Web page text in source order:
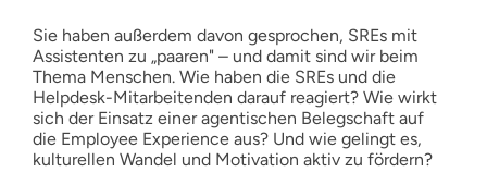
Sie haben außerdem davon gesprochen, SREs mit
Assistenten zu „paaren" – und damit sind wir beim
Thema Menschen. Wie haben die SREs und die
Helpdesk-Mitarbeitenden darauf reagiert? Wie wirkt
sich der Einsatz einer agentischen Belegschaft auf
die Employee Experience aus? Und wie gelingt es,
kulturellen Wandel und Motivation aktiv zu fördern?